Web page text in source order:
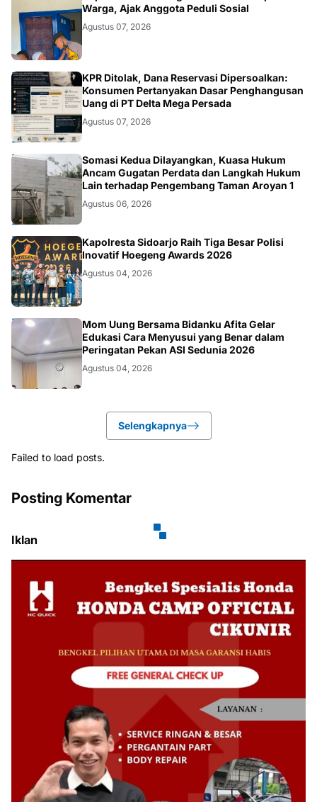
POLRI.SOSIAL
Warga, Ajak Anggota Peduli Sosial
Agustus 07, 2026
HUKUM.DAERAH
KPR Ditolak, Dana Reservasi Dipersoalkan:
Konsumen Pertanyakan Dasar Penghangusan
Uang di PT Delta Mega Persada
Agustus 07, 2026
HUKUM.DAERAH
Somasi Kedua Dilayangkan, Kuasa Hukum
Ancam Gugatan Perdata dan Langkah Hukum
Lain terhadap Pengembang Taman Aroyan 1
Agustus 06, 2026
POLRI
Kapolresta Sidoarjo Raih Tiga Besar Polisi
Inovatif Hoegeng Awards 2026
Agustus 04, 2026
KESEHATAN
Mom Uung Bersama Bidanku Afita Gelar
Edukasi Cara Menyusui yang Benar dalam
Peringatan Pekan ASI Sedunia 2026
Agustus 04, 2026
Selengkapnya
Failed to load posts.
Posting Komentar
Iklan